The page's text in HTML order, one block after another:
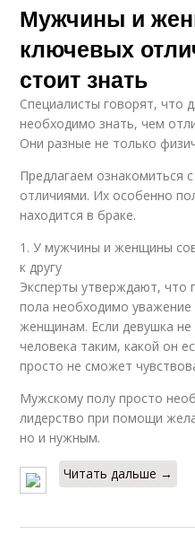
Мужчины и
ключевых
стоит знать
Специалисты говорят, что
необходимо знать, чем
Они разные не только
Предлагаем ознакомиться
отличиями. Их особенно
находится в браке.
1. У мужчины и женщины
к другу
Эксперты утверждают, что
пола необходимо
женщинам. Если девушка
человека таким, какой он
просто не сможет
Мужскому полу просто
лидерство при помощи
но и нужным.
Читать дальше →